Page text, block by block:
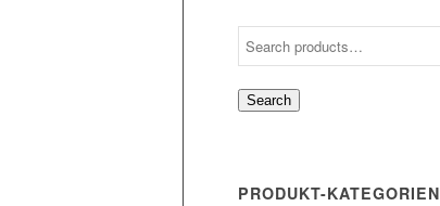
Search
PRODUKT-KATEGORIEN